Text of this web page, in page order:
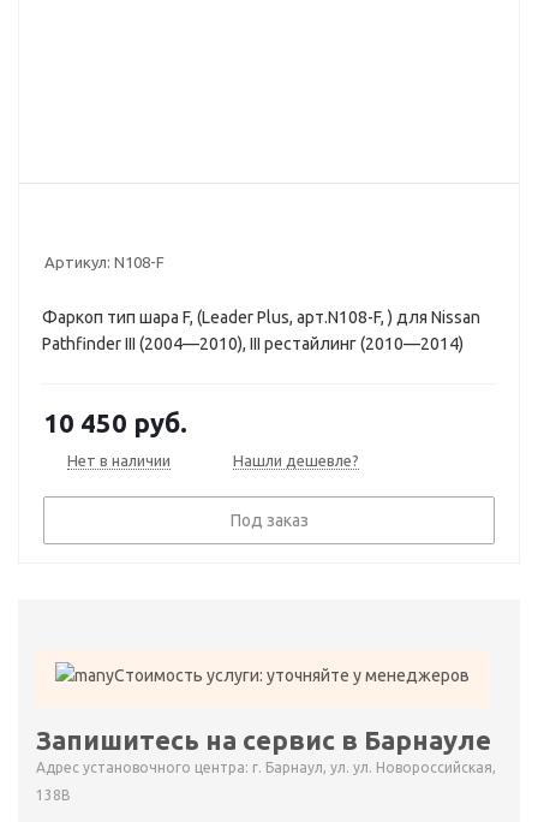
Артикул: N108-F
Фаркоп тип шара F, (Leader Plus, арт.N108-F, ) для Nissan
Pathfinder III (2004—2010), III рестайлинг (2010—2014)
10 450 руб.
Нет в наличии Нашли дешевле?
Под заказ
Стоимость услуги: уточняйте у менеджеров
Запишитесь на сервис в Барнауле
Адрес установочного центра: г. Барнаул, ул. ул. Новороссийская,
138В